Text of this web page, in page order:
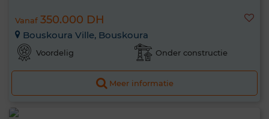
Vanaf 350.000 DH
Bouskoura Ville, Bouskoura
Voordelig Onder constructie
Meer informatie